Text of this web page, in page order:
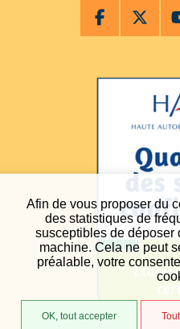
Afin de vous proposer du
des statistiques de
susceptibles de déposer
machine. Cela ne peut
préalable, votre
OK, tout accepter